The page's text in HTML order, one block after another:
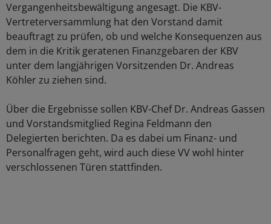
Vergangenheitsbewältigung angesagt. Die KBV-
Vertreterversammlung hat den Vorstand damit
beauftragt zu prüfen, ob und welche Konsequenzen aus
dem in die Kritik geratenen Finanzgebaren der KBV
unter dem langjährigen Vorsitzenden Dr. Andreas
Köhler zu ziehen sind.
Über die Ergebnisse sollen KBV-Chef Dr. Andreas Gassen
und Vorstandsmitglied Regina Feldmann den
Delegierten berichten. Da es dabei um Finanz- und
Personalfragen geht, wird auch diese VV wohl hinter
verschlossenen Türen stattfinden.